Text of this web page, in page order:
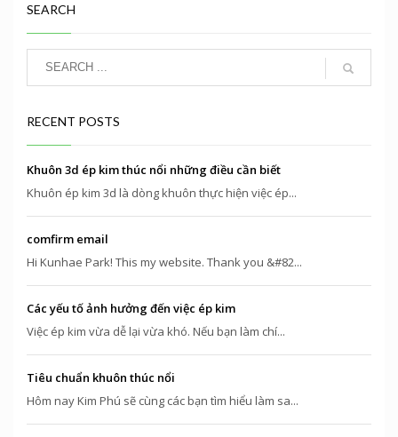
SEARCH
RECENT POSTS
Khuôn 3d ép kim thúc nổi những điều cần biết
Khuôn ép kim 3d là dòng khuôn thực hiện việc ép...
comfirm email
Hi Kunhae Park! This my website. Thank you &#82...
Các yếu tố ảnh hưởng đến việc ép kim
Việc ép kim vừa dễ lại vừa khó. Nếu bạn làm chí...
Tiêu chuẩn khuôn thúc nổi
Hôm nay Kim Phú sẽ cùng các bạn tìm hiểu làm sa...